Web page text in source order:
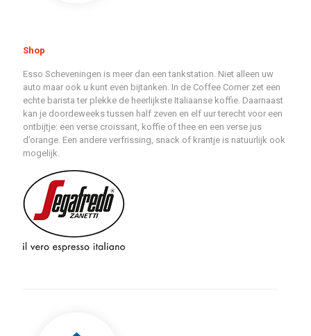
Shop
Esso Scheveningen is meer dan een tankstation. Niet alleen uw
auto maar ook u kunt even bijtanken. In de Coffee Corner zet een
echte barista ter plekke de heerlijkste Italiaanse koffie. Daarnaast
kan je doordeweeks tussen half zeven en elf uur terecht voor een
ontbijtje: een verse croissant, koffie of thee en een verse jus
d’orange. Een andere verfrissing, snack of krantje is natuurlijk ook
mogelijk.